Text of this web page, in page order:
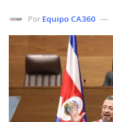
Por Equipo CA360